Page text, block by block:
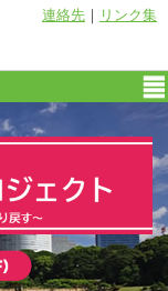
連絡先 ｜ リンク集